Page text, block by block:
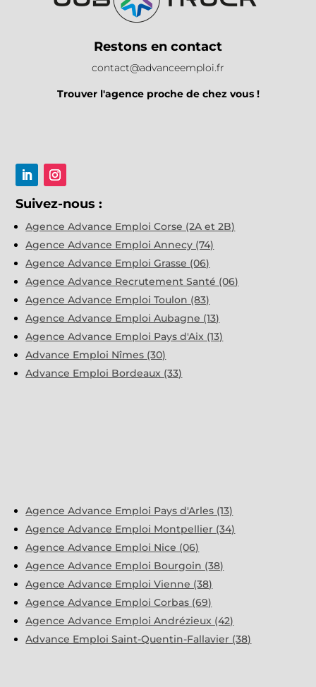
Restons en contact
contact@advanceemploi.fr
Trouver l'agence proche de chez vous !
Suivez-nous :
Agence Advance Emploi Corse (2A et 2B)
Agence Advance Emploi Annecy (74)
Agence Advance Emploi Grasse (06)
Agence Advance Recrutement Santé (06)
Agence Advance Emploi Toulon (83)
Agence Advance Emploi Aubagne (13)
Agence Advance Emploi Pays d'Aix (13)
Advance Emploi Nîmes (30)
Advance Emploi Bordeaux (33)
Agence Advance Emploi Pays d'Arles (13)
Agence Advance Emploi Montpellier (34)
Agence Advance Emploi Nice (06)
Agence Advance Emploi Bourgoin (38)
Agence Advance Emploi Vienne (38)
Agence Advance Emploi Corbas (69)
Agence Advance Emploi Andrézieux (42)
Advance Emploi Saint-Quentin-Fallavier (38)